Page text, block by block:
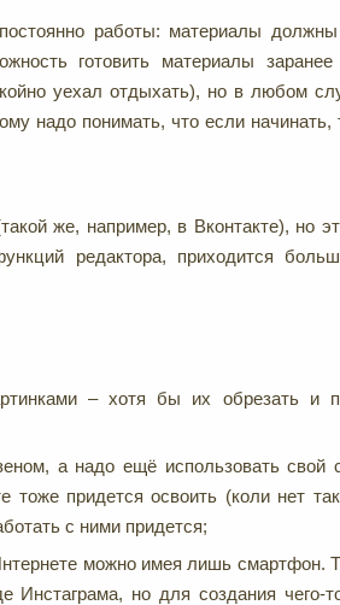
работы: материалы должны
готовить материалы
уехал отдыхать), но в любом
надо понимать, что если начинать,
же, например, в Вконтакте), но
редактора, приходится
– хотя бы их обрезать и
а надо ещё использовать свой
придется освоить (коли нет
с ними придется;
можно имея лишь смартфон.
но для создания чего-